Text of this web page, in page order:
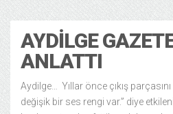
AYDILGE
ANLATTI
Aydilge… Yıllar önce çıkış
değişik bir ses rengi var.” diye